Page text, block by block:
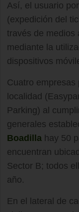
Así, el usuario
(expedición del
través de medios
mediante la
dispositivos
Cuatro
localidad
Parking) al
generales
Boadilla hay 50
encuentran
Sector B; todos
año.
En el lateral de